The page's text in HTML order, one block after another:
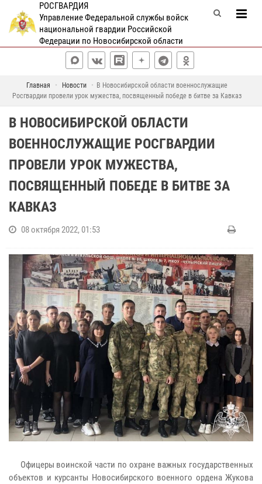
РОСГВАРДИЯ
Управление Федеральной службы войск
национальной гвардии Российской
Федерации по Новосибирской области
Главная Новости
В Новосибирской области военнослужащие
Росгвардии провели урок мужества, посвященный победе в битве за Кавказ
В НОВОСИБИРСКОЙ ОБЛАСТИ
ВОЕННОСЛУЖАЩИЕ РОСГВАРДИИ
ПРОВЕЛИ УРОК МУЖЕСТВА,
ПОСВЯЩЕННЫЙ ПОБЕДЕ В БИТВЕ ЗА
КАВКАЗ
08 октября 2022, 01:53
Офицеры воинской части по охране важных государственных
объектов и курсанты Новосибирского военного ордена Жукова